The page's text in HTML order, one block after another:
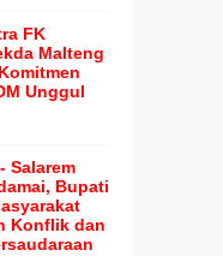
FK
Malteng
Unggul
Salarem
Bupati
Konflik dan